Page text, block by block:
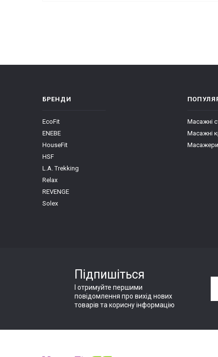
БРЕНДИ
EcoFit
ENEBE
HouseFit
HSF
L.A. Trekking
Relax
REVENGE
Solex
Масажні
Масажні
Масажери
Підпишіться
І отримуйте першими
повідомлення про вихід нових
товарів та корисну інформацію